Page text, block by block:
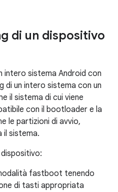
di un dispositivo
intero sistema Android con
di un intero sistema con un
il sistema di cui viene
con il bootloader e la
le partizioni di avvio,
il sistema.
dispositivo:
fastboot tenendo
di tasti appropriata